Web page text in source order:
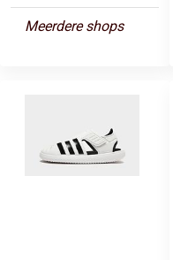
Meerdere shops